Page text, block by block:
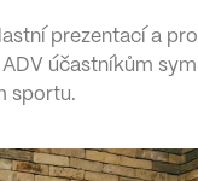
prezentací a
účastníkům
sportu.